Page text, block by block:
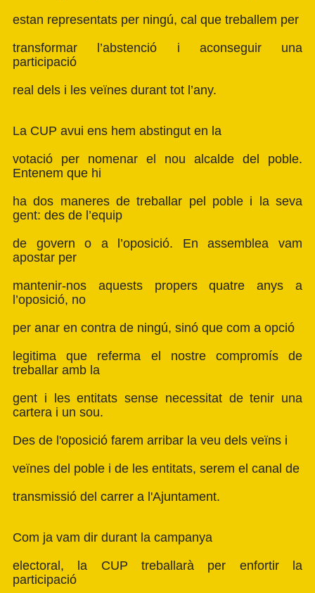
estan representats per ningú, cal que treballem per
transformar l’abstenció i aconseguir una
participació
real dels i les veïnes durant tot l’any.
La CUP avui ens hem abstingut en la
votació per nomenar el nou alcalde del poble.
Entenem que hi
ha dos maneres de treballar pel poble i la seva
gent: des de l’equip
de govern o a l’oposició. En assemblea vam
apostar per
mantenir-nos aquests propers quatre anys a
l’oposició, no
per anar en contra de ningú, sinó que com a opció
legitima que referma el nostre compromís de
treballar amb la
gent i les entitats sense necessitat de tenir una
cartera i un sou.
Des de l'oposició farem arribar la veu dels veïns i
veïnes del poble i de les entitats, serem el canal de
transmissió del carrer a l'Ajuntament.
Com ja vam dir durant la campanya
electoral, la CUP treballarà per enfortir la
participació